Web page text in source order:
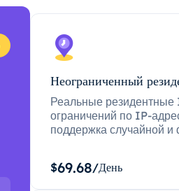
Неограниченный
Реальные резидентные
ограничений по IP-
поддержка случайной
$69.68/День